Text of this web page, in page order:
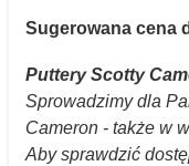
Sugerowana cena
Puttery Scotty
Sprowadzimy dla
Cameron - także w
Aby sprawdzić